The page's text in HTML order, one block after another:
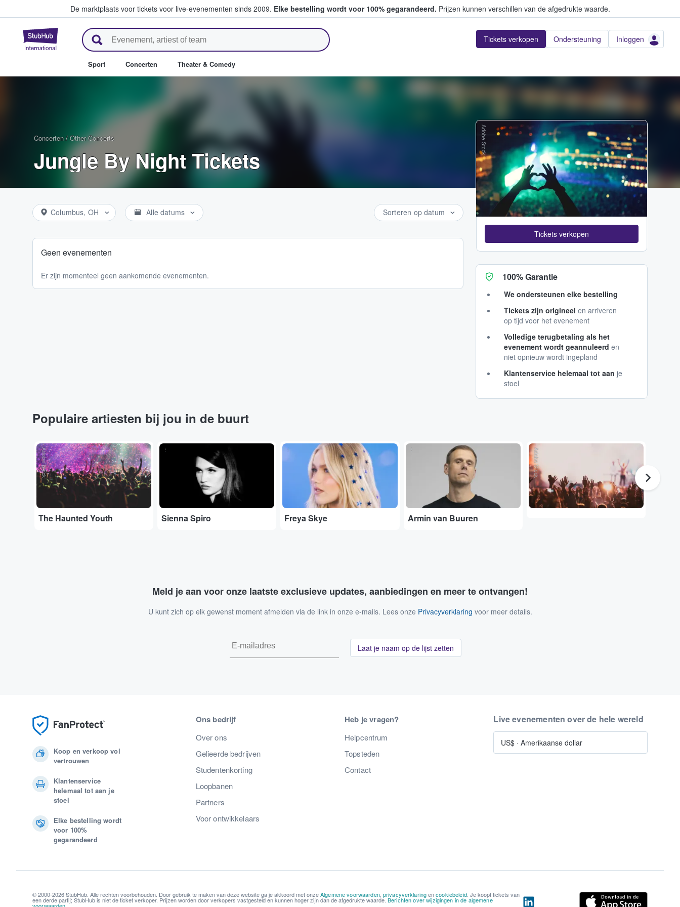
De marktplaats voor tickets voor live-evenementen sinds 2009. Elke bestelling wordt voor 100% gegarandeerd. Prijzen kunnen verschillen van de afgedrukte waarde.
StubHub: waar fans tickets kopen en verkopen Tickets verkopen Ondersteuning Inloggen
Sport Concerten Theater & Comedy
Concerten / Other Concerts
Jungle By Night Tickets
Columbus, OH Alle datums Sorteren op datum
Geen evenementen
Er zijn momenteel geen aankomende evenementen.
Adobe Stock
Tickets verkopen
100% Garantie
We ondersteunen elke bestelling
Tickets zijn origineel en arriveren
op tijd voor het evenement
Volledige terugbetaling als het
evenement wordt geannuleerd en
niet opnieuw wordt ingepland
Klantenservice helemaal tot aan je
stoel
Populaire artiesten bij jou in de buurt
Adobe Stock
The Haunted Youth
...
Sienna Spiro
...
Freya Skye
...
Armin van Buuren
Adobe Stock
Meld je aan voor onze laatste exclusieve updates, aanbiedingen en meer te ontvangen!
U kunt zich op elk gewenst moment afmelden via de link in onze e-mails. Lees onze Privacyverklaring voor meer details.
Laat je naam op de lijst zetten
Koop en verkoop vol
vertrouwen
Klantenservice
helemaal tot aan je
stoel
Elke bestelling wordt
voor 100%
gegarandeerd
Ons bedrijf
Over ons
Gelieerde bedrijven
Studentenkorting
Loopbanen
Partners
Voor ontwikkelaars
Heb je vragen?
Helpcentrum
Topsteden
Contact
Live evenementen over de hele wereld
US$ ·Amerikaanse dollar
© 2000-2026 StubHub. Alle rechten voorbehouden. Door gebruik te maken van deze website ga je akkoord met onzeAlgemene voorwaarden, privacyverklaringencookiebeleid. Je koopt tickets van
een derde partij; StubHub is niet de ticket verkoper. Prijzen worden door verkopers vastgesteld en kunnen hoger zijn dan de afgedrukte waarde. Berichten over wijzigingen in de algemene
voorwaarden